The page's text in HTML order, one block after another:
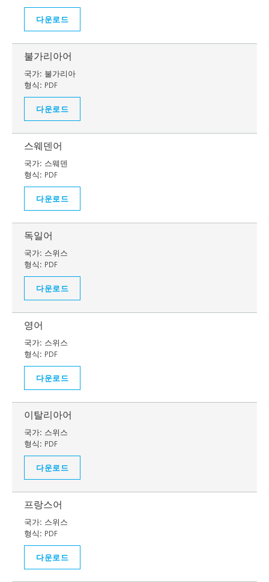
다운로드
불가리아어
국가: 불가리아
형식: PDF
다운로드
스웨덴어
국가: 스웨덴
형식: PDF
다운로드
독일어
국가: 스위스
형식: PDF
다운로드
영어
국가: 스위스
형식: PDF
다운로드
이탈리아어
국가: 스위스
형식: PDF
다운로드
프랑스어
국가: 스위스
형식: PDF
다운로드